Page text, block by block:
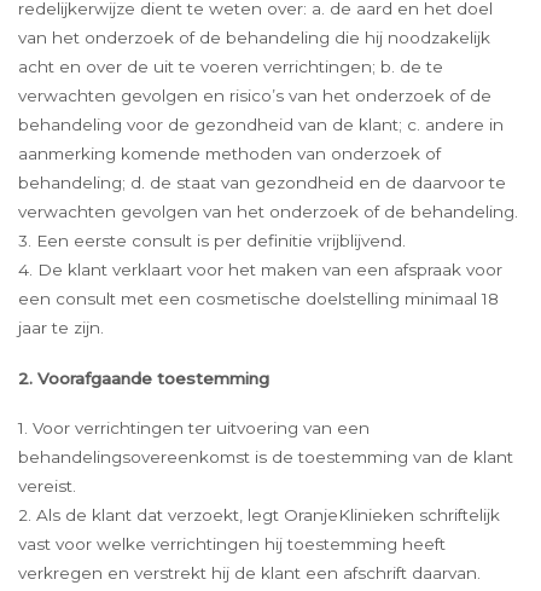
redelijkerwijze dient te weten over: a. de aard en het doel
van het onderzoek of de behandeling die hij noodzakelijk
acht en over de uit te voeren verrichtingen; b. de te
verwachten gevolgen en risico’s van het onderzoek of de
behandeling voor de gezondheid van de klant; c. andere in
aanmerking komende methoden van onderzoek of
behandeling; d. de staat van gezondheid en de daarvoor te
verwachten gevolgen van het onderzoek of de behandeling.
3. Een eerste consult is per definitie vrijblijvend.
4. De klant verklaart voor het maken van een afspraak voor
een consult met een cosmetische doelstelling minimaal 18
jaar te zijn.
2. Voorafgaande toestemming
1. Voor verrichtingen ter uitvoering van een
behandelingsovereenkomst is de toestemming van de klant
vereist.
2. Als de klant dat verzoekt, legt OranjeKlinieken schriftelijk
vast voor welke verrichtingen hij toestemming heeft
verkregen en verstrekt hij de klant een afschrift daarvan.